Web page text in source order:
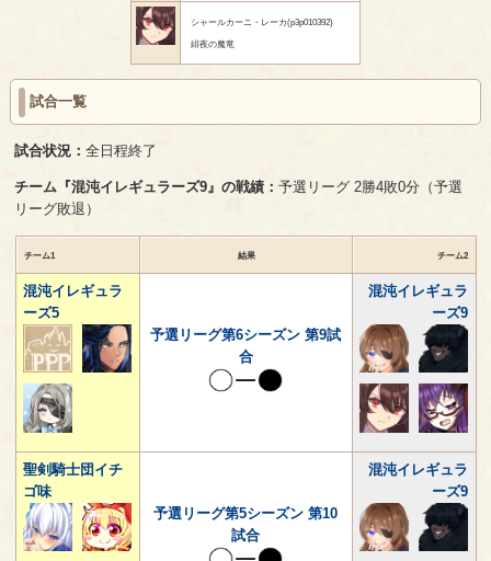
シャールカーニ・レーカ(p3p010392)
緋夜の魔竜
試合一覧
試合状況：全日程終了
チーム『混沌イレギュラーズ9』の戦績：予選リーグ 2勝4敗0分（予選
リーグ敗退）
チーム1 結果 チーム2
混沌イレギュラ
ーズ5
予選リーグ第6シーズン 第9試
合
混沌イレギュラ
ーズ9
聖剣騎士団イチ
ゴ味
予選リーグ第5シーズン 第10
試合
混沌イレギュラ
ーズ9